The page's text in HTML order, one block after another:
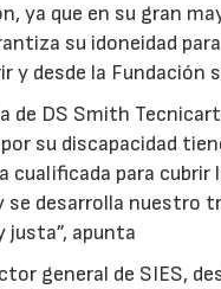
ya que en su gran
su idoneidad
desde la Fundación
de DS Smith
su discapacidad
cualificada para cubrir
desarrolla nuestro
justa”, apunta
general de SIES,